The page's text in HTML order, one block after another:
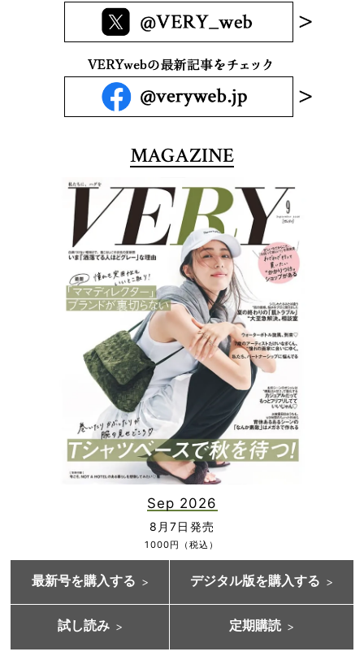
MAGAZINE
Sep 2026
8月7日発売
1000円（税込）
最新号を購入する デジタル版を購入する
試し読み 定期購読